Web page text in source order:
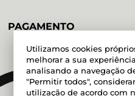
Utilizamos cookies
melhorar a sua
analisando a navegação
"Permitir todos",
utilização de acordo com
PAGAMENTO